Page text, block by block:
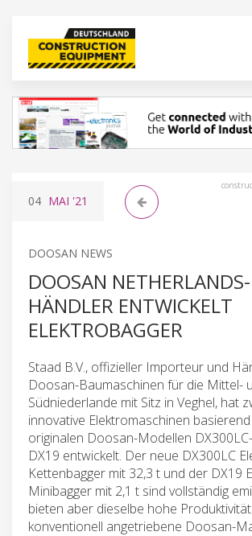
04 MAI '21
DOOSAN NEWS
DOOSAN NETHERLANDS-
HÄNDLER ENTWICKELT
ELEKTROBAGGER
Staad B.V., offizieller Importeur und
Doosan-Baumaschinen für die Mittel-
Südniederlande mit Sitz in Veghel, hat
innovative Elektromaschinen
originalen Doosan-Modellen
DX19 entwickelt. Der neue DX300LC
Kettenbagger mit 32,3 t und der DX19
Minibagger mit 2,1 t sind vollständig
bieten aber dieselbe hohe
konventionell angetriebene Doosan-